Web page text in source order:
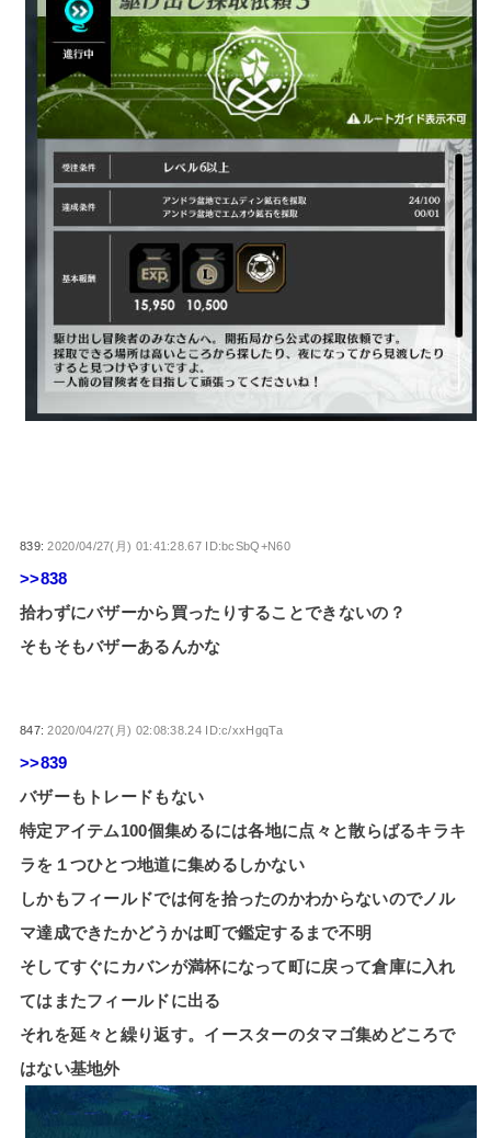
839:2020/04/27(月) 01:41:28.67 ID:bcSbQ+N60
>>838
拾わずにバザーから買ったりすることできないの？
そもそもバザーあるんかな
847:2020/04/27(月) 02:08:38.24 ID:c/xxHgqTa
>>839
バザーもトレードもない
特定アイテム100個集めるには各地に点々と散らばるキラキ
ラを１つひとつ地道に集めるしかない
しかもフィールドでは何を拾ったのかわからないのでノル
マ達成できたかどうかは町で鑑定するまで不明
そしてすぐにカバンが満杯になって町に戻って倉庫に入れ
てはまたフィールドに出る
それを延々と繰り返す。イースターのタマゴ集めどころで
はない基地外